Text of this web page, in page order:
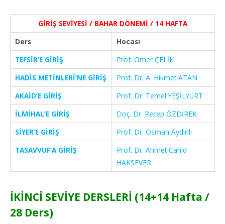
GİRİŞ SEVİYESİ / BAHAR DÖNEMİ / 14 HAFTA
Ders
Hocası
TEFSİR’E GİRİŞ
Prof. Ömer ÇELİK
HADİS METİNLERİ’NE GİRİŞ
Prof. Dr. A. Hikmet ATAN
AKAİD’E GİRİŞ
Prof. Dr. Temel YEŞİLYURT
İLMİHAL’E GİRİŞ
Doç. Dr. Recep ÖZDİREK
SİYER’E GİRİŞ
Prof. Dr. Osman Aydınlı
TASAVVUF’A GİRİŞ
Prof. Dr. Ahmet Cahid
HAKSEVER
İKİNCİ SEVİYE DERSLERİ (14+14 Hafta /
28 Ders)